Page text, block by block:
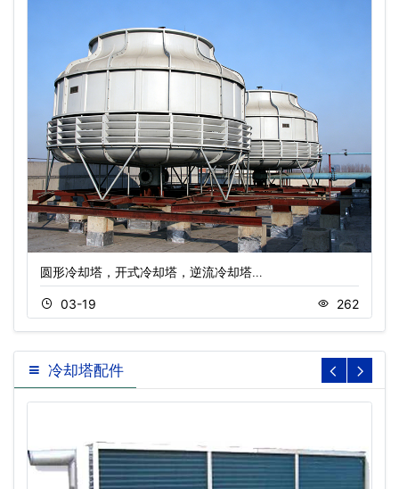
圆形冷却塔，开式冷却塔，逆流冷却塔…
03-19 262
冷却塔配件